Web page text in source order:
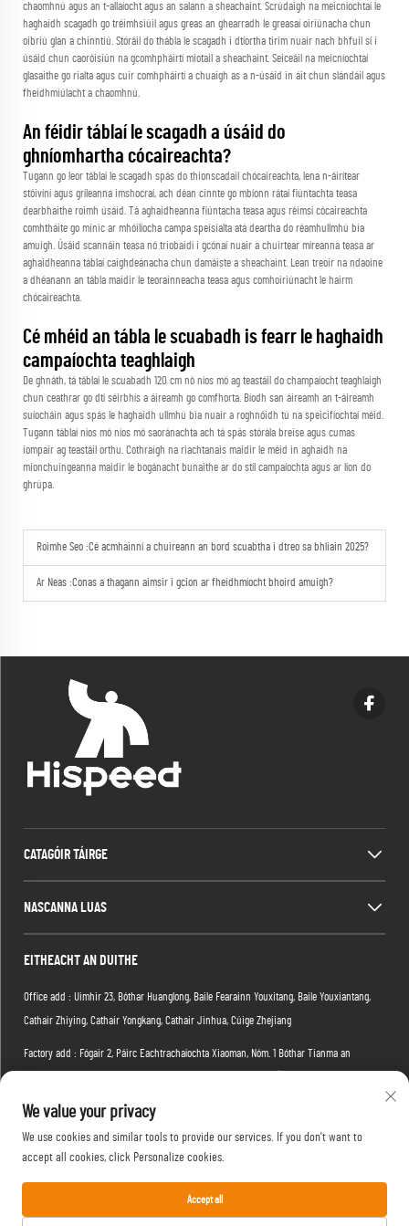
chaomhnú agus an t-allaíocht agus an salann a sheachaint. Scrúdaigh na meicníochtaí le
haghaidh scagadh go tréimhsiúil agus greas an ghearradh le greasaí oiriúnacha chun
oibriú glan a chinntiú. Stóráil do thábla le scagadh i dtíortha tirim nuair nach bhfuil sí i
úsáid chun caoróisiún na gcomhpháirtí miotail a sheachaint. Seiceáil na meicníochtaí
glasaithe go rialta agus cuir comhpháirtí a chuaigh as a n-úsáid in áit chun slándáil agus
fheidhmiúlacht a chaomhnú.
An féidir táblaí le scagadh a úsáid do
ghníomhartha cócaireachta?
Tugann go leor táblaí le scagadh spás do thionscadail chócaireachta, lena n-áirítear
stóivíní agus gríleanna imshocraí, ach déan cinnte go mbíonn rátaí fiúntachta teasa
dearbhaithe roimh úsáid. Tá aghaidheanna fiúntacha teasa agus réimsí cócaireachta
comhtháite go minic ar mhóilíocha campa speisialta atá deartha do réamhullmhú bia
amuigh. Úsáid scannáin teasa nó triobaidí i gcónaí nuair a chuirtear míreanna teasa ar
aghaidheanna táblaí caighdeánacha chun damáiste a sheachaint. Lean treoir na ndaoine
a dhéanann an tábla maidir le teorainneacha teasa agus comhoiriúnacht le hairm
chócaireachta.
Cé mhéid an tábla le scuabadh is fearr le haghaidh
campaíochta teaghlaigh
De ghnáth, tá táblaí le scuabadh 120 cm nó níos mó ag teastáil do champaíocht teaghlaigh
chun ceathrar go dtí séirbhís a áireamh go comfhorta. Bíodh san áireamh an t-áireamh
suíocháin agus spás le haghaidh ullmhú bia nuair a roghnóidh tú na speicifíochtaí méid.
Tugann táblaí níos mó níos mó saoránachta ach tá spás stórála breise agus cumas
iompair ag teastáil orthu. Cothraigh na riachtanais maidir le méid in aghaidh na
mionchuingeanna maidir le bogánacht bunaithe ar do stíl campaíochta agus ar líon do
ghrúpa.
Roimhe Seo :Cé acmhainní a chuireann an bord scuabtha i dtreo sa bhliain 2025?
Ar Neas :Conas a thagann aimsir i gcion ar fheidhmíocht bhoird amuigh?
CATAGÓIR TÁIRGE
NASCANNA LUAS
EITHEACHT AN DUITHE
Office add : Uimhir 23, Bóthar Huanglong, Baile Fearainn Youxitang, Baile Youxiantang,
Cathair Zhiying, Cathair Yongkang, Cathair Jinhua, Cúige Zhejiang
Factory add : Fógair 2, Páirc Eachtrachaíochta Xiaoman, Nóm. 1 Bóthar Tianma an
Ríomhphost:[email protected]
Teil:+86-15088234353
We value your privacy
We use cookies and similar tools to provide our services. If you don't want to
accept all cookies, click Personalize cookies.
Accept all